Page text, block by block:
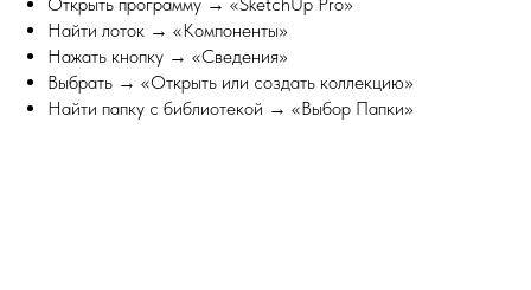
Найти лоток → «Компоненты»
Нажать кнопку → «Сведения»
Выбрать → «Открыть или создать коллекцию»
Найти папку с библиотекой → «Выбор Папки»